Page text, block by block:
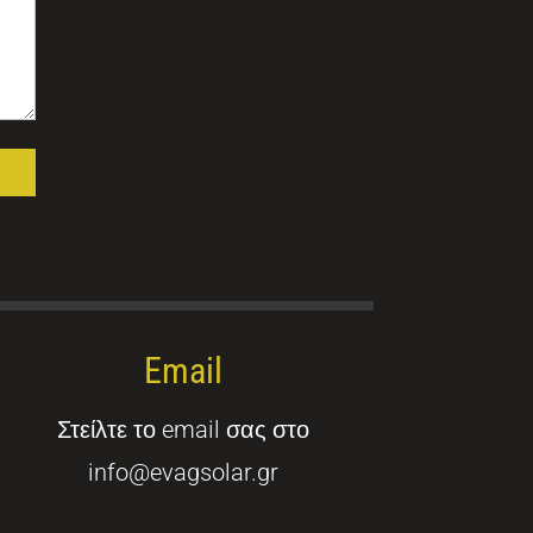
Email
Στείλτε το email σας στο
info@evagsolar.gr